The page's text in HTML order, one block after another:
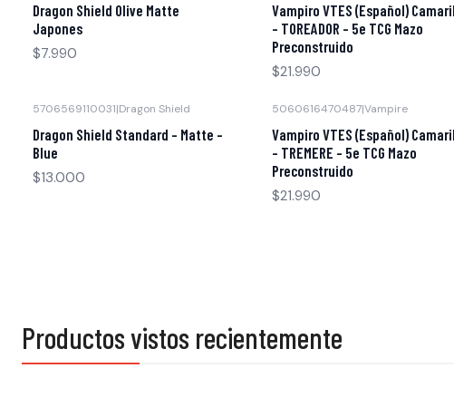
Dragon Shield Olive Matte
Japones
$7.990
Vampiro VTES (Español)
- TOREADOR - 5e TCG Mazo
Preconstruido
$21.990
5706569110031|Dragon Shield
Dragon Shield Standard - Matte -
Blue
$13.000
5060616470487|Vampire
Vampiro VTES (Español)
- TREMERE - 5e TCG Mazo
Preconstruido
$21.990
Productos vistos recientemente